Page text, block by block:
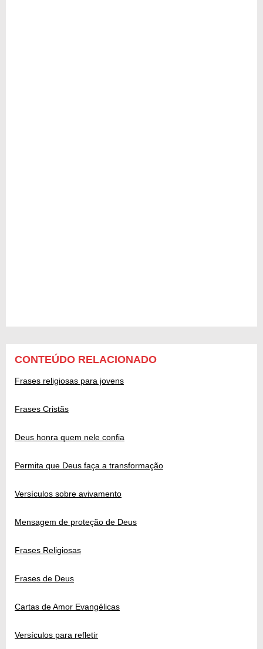
CONTEÚDO RELACIONADO
Frases religiosas para jovens
Frases Cristãs
Deus honra quem nele confia
Permita que Deus faça a transformação
Versículos sobre avivamento
Mensagem de proteção de Deus
Frases Religiosas
Frases de Deus
Cartas de Amor Evangélicas
Versículos para refletir